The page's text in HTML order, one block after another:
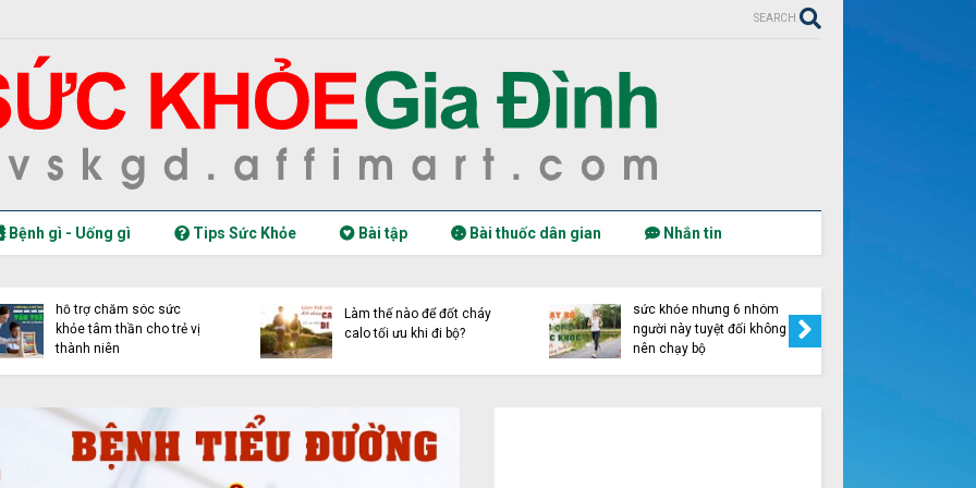
SEARCH
Bệnh gì - Uống gì Tips Sức Khỏe Bài tập Bài thuốc dân gian Nhắn tin
hỗ trợ chăm sóc sức
khỏe tâm thần cho trẻ vị
thành niên
Làm thế nào để đốt cháy
calo tối ưu khi đi bộ?
sức khỏe nhưng 6 nhóm
người này tuyệt đối không
nên chạy bộ